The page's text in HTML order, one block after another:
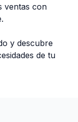
ventas con
y descubre
de tu